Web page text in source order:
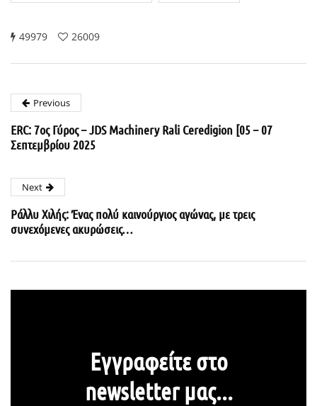
49979 26009
Previous
ERC: 7ος Γύρος – JDS Machinery Rali Ceredigion [05 – 07
Σεπτεμβρίου 2025
Next
Ράλλυ Χιλής: Ένας πολύ καινούργιος αγώνας, με τρεις
συνεχόμενες ακυρώσεις…
Εγγραφείτε στο
newsletter μας...